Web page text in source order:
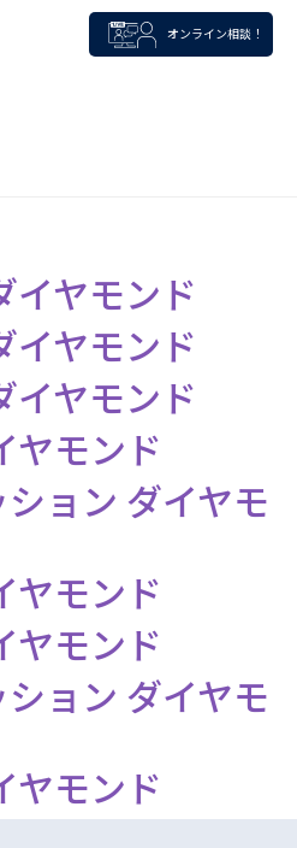
オンライン相談！
イヤモンド
イヤモンド
イヤモンド
ヤモンド
ョン ダイヤモ
ヤモンド
ヤモンド
ョン ダイヤモ
ヤモンド